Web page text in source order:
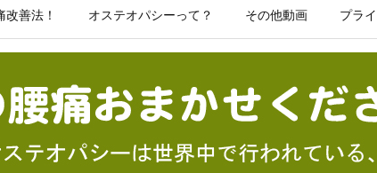
善法！ オステオパシーって？ その他動画 プラ